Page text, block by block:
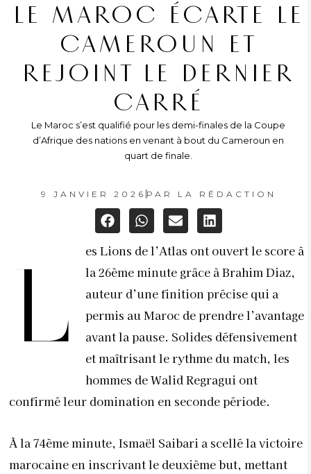
LE MAROC ÉCARTE LE
CAMEROUN ET
REJOINT LE DERNIER
CARRÉ
Le Maroc s’est qualifié pour les demi-finales de la Coupe
d’Afrique des nations en venant à bout du Cameroun en
quart de finale.
9 JANVIER 2026 PAR LA RÉDACTION
L
es Lions de l’Atlas ont ouvert le score à
la 26ème minute grâce à Brahim Diaz,
auteur d’une finition précise qui a
permis au Maroc de prendre l’avantage
avant la pause. Solides défensivement
et maîtrisant le rythme du match, les
hommes de Walid Regragui ont
confirmé leur domination en seconde période.
À la 74ème minute, Ismaël Saibari a scellé la victoire
marocaine en inscrivant le deuxième but, mettant